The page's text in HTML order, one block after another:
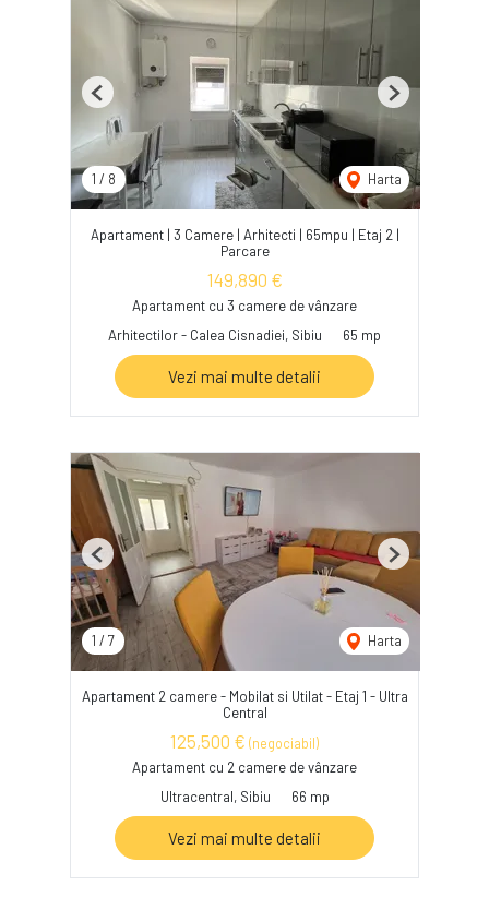
1 / 8 Harta
Previous Next
Apartament | 3 Camere | Arhitecti | 65mpu | Etaj 2 |
Parcare
149,890 €
Apartament cu 3 camere de vânzare
Arhitectilor - Calea Cisnadiei, Sibiu
65 mp
Vezi mai multe detalii
1 / 7 Harta
Previous Next
Apartament 2 camere - Mobilat si Utilat - Etaj 1 - Ultra
Central
125,500 € (negociabil)
Apartament cu 2 camere de vânzare
Ultracentral, Sibiu
66 mp
Vezi mai multe detalii